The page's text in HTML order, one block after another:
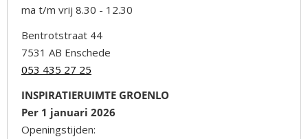
ma t/m vrij 8.30 - 12.30
Bentrotstraat 44
7531 AB Enschede
053 435 27 25
INSPIRATIERUIMTE GROENLO
Per 1 januari 2026
Openingstijden: